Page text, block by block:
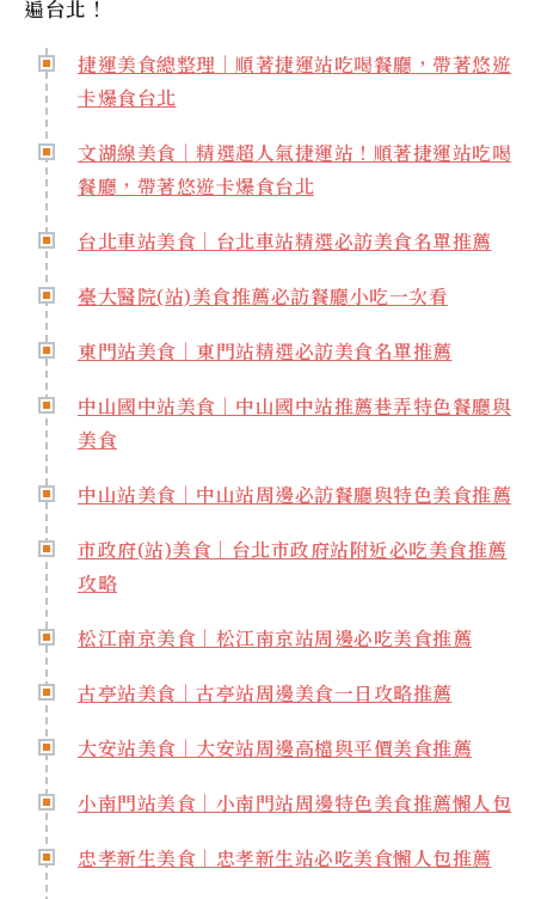
遍台北！
捷運美食總整理｜順著捷運站吃喝餐廳，帶著悠遊
卡爆食台北
文湖線美食｜精選超人氣捷運站！順著捷運站吃喝
餐廳，帶著悠遊卡爆食台北
台北車站美食｜台北車站精選必訪美食名單推薦
臺大醫院(站)美食推薦必訪餐廳小吃一次看
東門站美食｜東門站精選必訪美食名單推薦
中山國中站美食｜中山國中站推薦巷弄特色餐廳與
美食
中山站美食｜中山站周邊必訪餐廳與特色美食推薦
市政府(站)美食｜台北市政府站附近必吃美食推薦
攻略
松江南京美食｜松江南京站周邊必吃美食推薦
古亭站美食｜古亭站周邊美食一日攻略推薦
大安站美食｜大安站周邊高檔與平價美食推薦
小南門站美食｜小南門站周邊特色美食推薦懶人包
忠孝新生美食｜忠孝新生站必吃美食懶人包推薦